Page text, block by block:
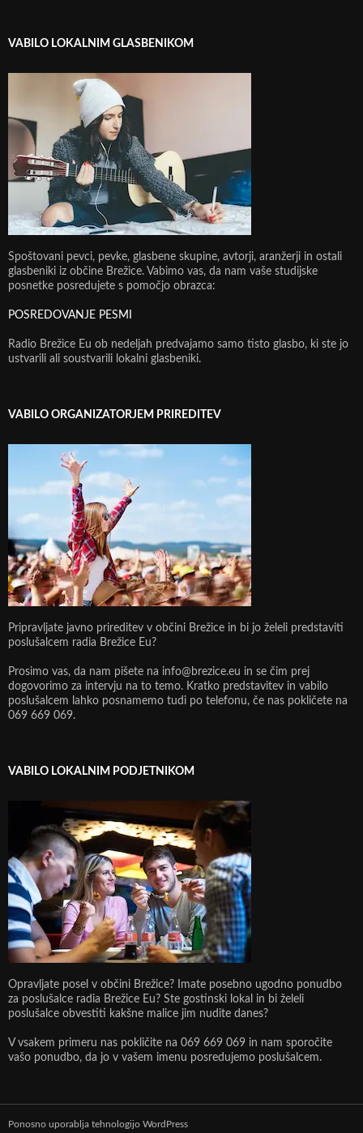
VABILO LOKALNIM GLASBENIKOM
Spoštovani pevci, pevke, glasbene skupine, avtorji, aranžerji in ostali
glasbeniki iz občine Brežice. Vabimo vas, da nam vaše studijske
posnetke posredujete s pomočjo obrazca:
POSREDOVANJE PESMI
Radio Brežice Eu ob nedeljah predvajamo samo tisto glasbo, ki ste jo
ustvarili ali soustvarili lokalni glasbeniki.
VABILO ORGANIZATORJEM PRIREDITEV
Pripravljate javno prireditev v občini Brežice in bi jo želeli predstaviti
poslušalcem radia Brežice Eu?
Prosimo vas, da nam pišete na info@brezice.eu in se čim prej
dogovorimo za intervju na to temo. Kratko predstavitev in vabilo
poslušalcem lahko posnamemo tudi po telefonu, če nas pokličete na
069 669 069.
VABILO LOKALNIM PODJETNIKOM
Opravljate posel v občini Brežice? Imate posebno ugodno ponudbo
za poslušalce radia Brežice Eu? Ste gostinski lokal in bi želeli
poslušalce obvestiti kakšne malice jim nudite danes?
V vsakem primeru nas pokličite na 069 669 069 in nam sporočite
vašo ponudbo, da jo v vašem imenu posredujemo poslušalcem.
Ponosno uporablja tehnologijo WordPress